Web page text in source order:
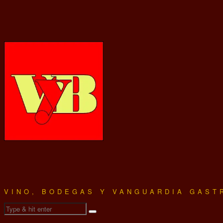
VINO, BODEGAS Y VANGUARDIA